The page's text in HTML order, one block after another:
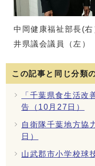
中岡健康福祉部長(
井県議会議員（左）
この記事と同じ分類
「千葉県食生活改
告（10月27日）
自衛隊千葉地方協
日）
山武郡市小学校球